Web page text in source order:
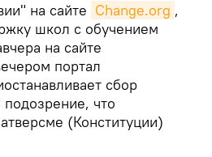
на сайте Change.org ,
школ с обучением
на сайте
портал
сбор
что
(Конституции)